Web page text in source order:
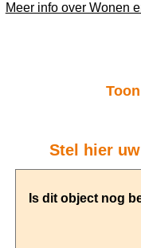
Meer info over Wonen
Stel hier